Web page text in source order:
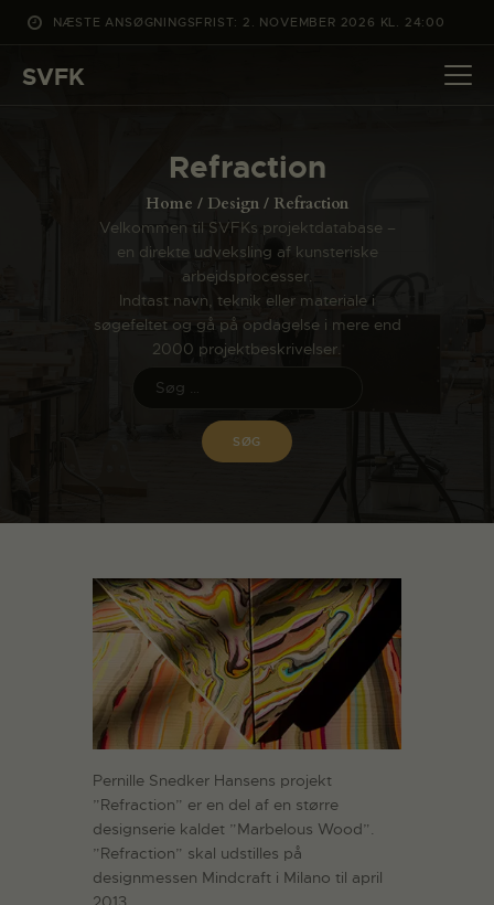
NÆSTE ANSØGNINGSFRIST: 2. NOVEMBER 2026 KL. 24:00
SVFK
Refraction
Home Design Refraction
Velkommen til SVFKs projektdatabase –
en direkte udveksling af kunsteriske
arbejdsprocesser.
Indtast navn, teknik eller materiale i
søgefeltet og gå på opdagelse i mere end
2000 projektbeskrivelser.
DET SKER
CHANNEL
ANSØG
OM SVFK
ENGLISH
Pernille Snedker Hansens projekt
”Refraction” er en del af en større
designserie kaldet ”Marbelous Wood”.
”Refraction” skal udstilles på
designmessen Mindcraft i Milano til april